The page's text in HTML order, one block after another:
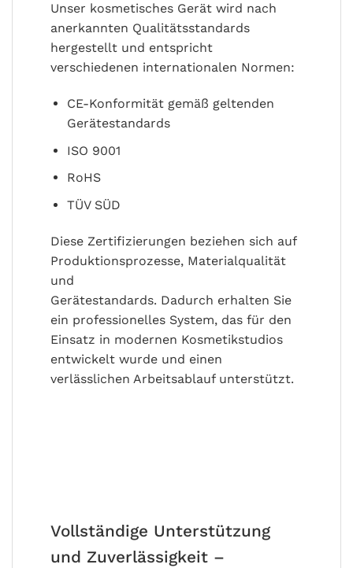
Unser kosmetisches Gerät wird nach
anerkannten Qualitätsstandards
hergestellt und entspricht
verschiedenen internationalen Normen:
CE-Konformität gemäß geltenden
Gerätestandards
ISO 9001
RoHS
TÜV SÜD
Diese Zertifizierungen beziehen sich auf
Produktionsprozesse, Materialqualität
und
Gerätestandards. Dadurch erhalten Sie
ein professionelles System, das für den
Einsatz in modernen Kosmetikstudios
entwickelt wurde und einen
verlässlichen Arbeitsablauf unterstützt.
Vollständige Unterstützung
und Zuverlässigkeit –